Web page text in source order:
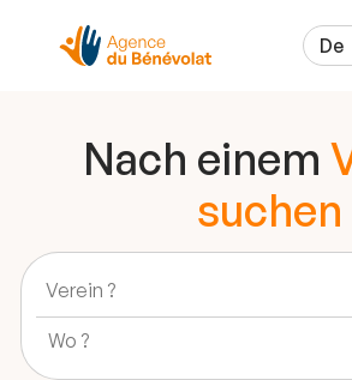
De
Nach einem
suchen